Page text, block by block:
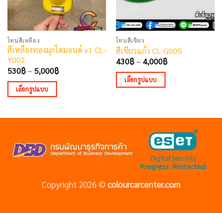
โทนสีเหลือง
สีเหลืองทองมุกไดมอนด์ v1 CL-
Y002
530฿ – 5,000฿Price
เลือกรูปแบบ
multiple
variants.
โทนสีเขียว
สีเขียวแก้ว CL-G005
430฿ – 4,000฿Price
เลือกรูปแบบ
has
variants.
The
options
may
Copyright 2026 © colourcarcenter.com